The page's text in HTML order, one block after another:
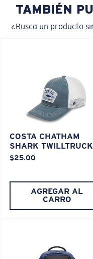
TAMBIÉN
¿Busca un producto
COSTA CHATHAM
SHARK
$25.00
AGREGAR AL
CARRO